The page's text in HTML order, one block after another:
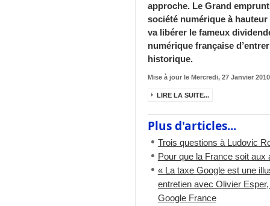
approche. Le Grand
société numérique à hauteur
va libérer le fameux
numérique française
historique.
Mise à jour le Mercredi, 27 Janvier
LIRE LA SUITE...
Plus d'articles...
Trois questions à Ludovic
Pour que la France soit
« La taxe Google est une
entretien avec Olivier
Google France